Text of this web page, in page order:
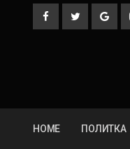
HOME ПОЛИТКА